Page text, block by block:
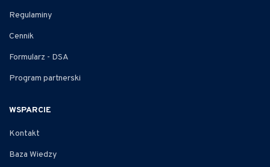
Regulaminy
Cennik
Formularz - DSA
Program partnerski
WSPARCIE
Kontakt
Baza Wiedzy